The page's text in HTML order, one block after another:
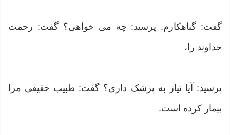
گفت: گناهکارم. پرسید: چه می خواهی؟ گفت: رحمت
خداوند را،
پرسید: آیا نیاز به پزشک داری؟ گفت: طبیب حقیقی مرا
بیمار کرده است.